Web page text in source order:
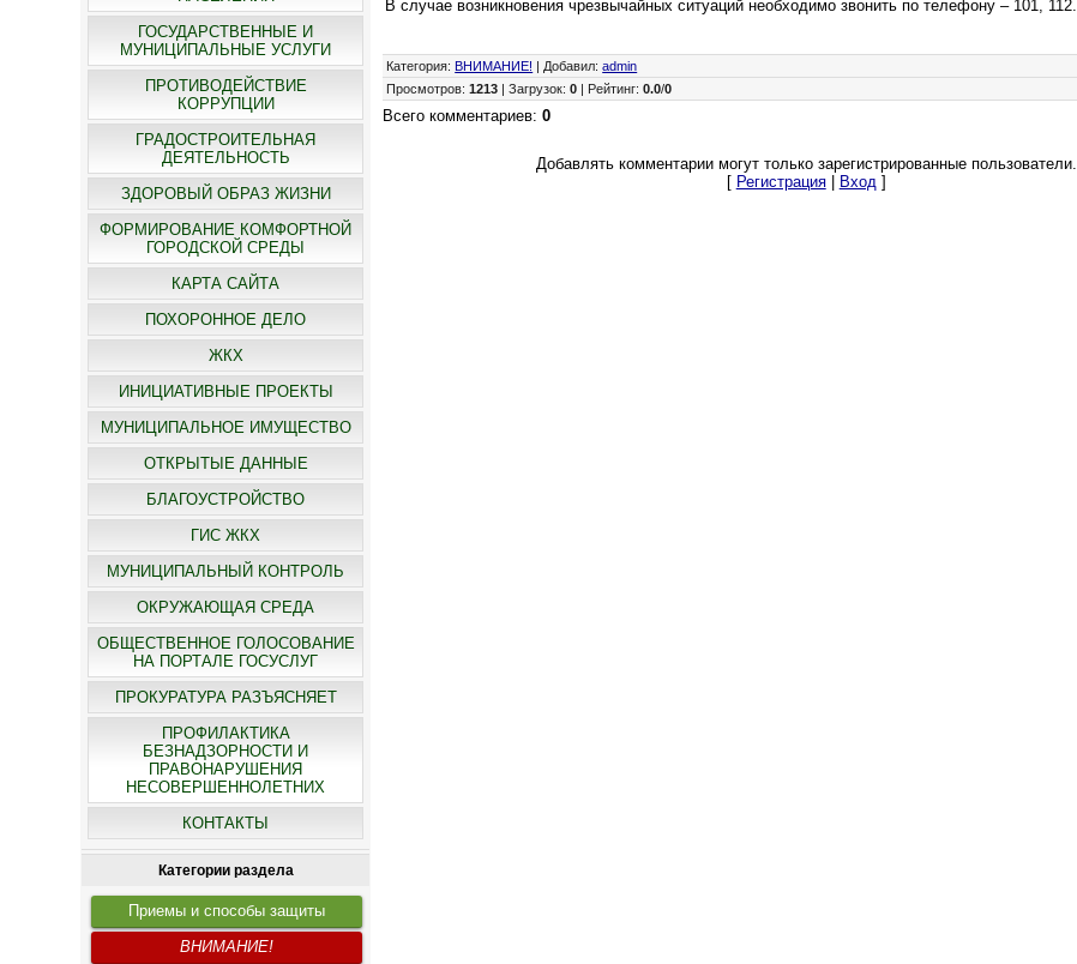
ГОСУДАРСТВЕННЫЕ И
МУНИЦИПАЛЬНЫЕ УСЛУГИ
ПРОТИВОДЕЙСТВИЕ
КОРРУПЦИИ
ГРАДОСТРОИТЕЛЬНАЯ
ДЕЯТЕЛЬНОСТЬ
ЗДОРОВЫЙ ОБРАЗ ЖИЗНИ
ФОРМИРОВАНИЕ КОМФОРТНОЙ
ГОРОДСКОЙ СРЕДЫ
КАРТА САЙТА
ПОХОРОННОЕ ДЕЛО
ЖКХ
ИНИЦИАТИВНЫЕ ПРОЕКТЫ
МУНИЦИПАЛЬНОЕ ИМУЩЕСТВО
ОТКРЫТЫЕ ДАННЫЕ
БЛАГОУСТРОЙСТВО
ГИС ЖКХ
МУНИЦИПАЛЬНЫЙ КОНТРОЛЬ
ОКРУЖАЮЩАЯ СРЕДА
ОБЩЕСТВЕННОЕ ГОЛОСОВАНИЕ
НА ПОРТАЛЕ ГОСУСЛУГ
ПРОКУРАТУРА РАЗЪЯСНЯЕТ
ПРОФИЛАКТИКА
БЕЗНАДЗОРНОСТИ И
ПРАВОНАРУШЕНИЯ
НЕСОВЕРШЕННОЛЕТНИХ
КОНТАКТЫ
Категории раздела
Приемы и способы защиты
ВНИМАНИЕ!
В случае возникновения чрезвычайных ситуаций необходимо звонить по телефону – 101, 112.
Категория: ВНИМАНИЕ! Добавил:admin
Просмотров:1213 |Загрузок:0 Рейтинг:0.0/0
Всего комментариев:0
Добавлять комментарии могут только зарегистрированные пользователи.
[ Регистрация| Вход]